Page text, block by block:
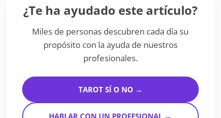
¿Te ha ayudado este artículo?
Miles de personas descubren cada día su
propósito con la ayuda de nuestros
profesionales.
TAROT SÍ O NO →